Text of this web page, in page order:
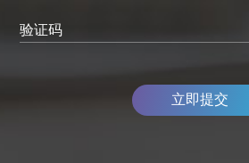
验证码
立即提交